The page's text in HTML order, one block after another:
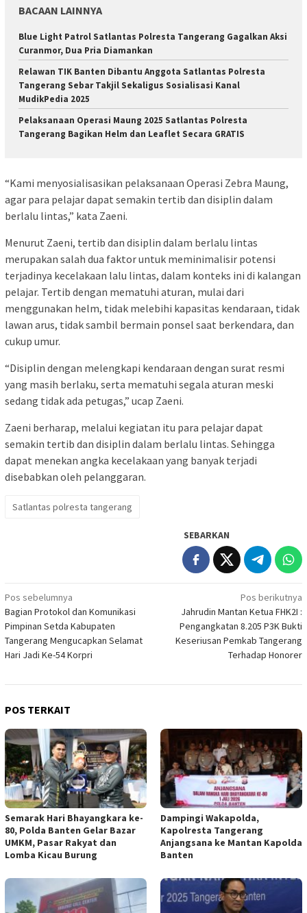
BACAAN LAINNYA
Blue Light Patrol Satlantas Polresta Tangerang Gagalkan Aksi
Curanmor, Dua Pria Diamankan
Relawan TIK Banten Dibantu Anggota Satlantas Polresta
Tangerang Sebar Takjil Sekaligus Sosialisasi Kanal
MudikPedia 2025
Pelaksanaan Operasi Maung 2025 Satlantas Polresta
Tangerang Bagikan Helm dan Leaflet Secara GRATIS
“Kami menyosialisasikan pelaksanaan Operasi Zebra Maung,
agar para pelajar dapat semakin tertib dan disiplin dalam
berlalu lintas,” kata Zaeni.
Menurut Zaeni, tertib dan disiplin dalam berlalu lintas
merupakan salah dua faktor untuk meminimalisir potensi
terjadinya kecelakaan lalu lintas, dalam konteks ini di kalangan
pelajar. Tertib dengan mematuhi aturan, mulai dari
menggunakan helm, tidak melebihi kapasitas kendaraan, tidak
lawan arus, tidak sambil bermain ponsel saat berkendara, dan
cukup umur.
“Disiplin dengan melengkapi kendaraan dengan surat resmi
yang masih berlaku, serta mematuhi segala aturan meski
sedang tidak ada petugas,” ucap Zaeni.
Zaeni berharap, melalui kegiatan itu para pelajar dapat
semakin tertib dan disiplin dalam berlalu lintas. Sehingga
dapat menekan angka kecelakaan yang banyak terjadi
disebabkan oleh pelanggaran.
Satlantas polresta tangerang
SEBARKAN
Navigasi
pos
Pos sebelumnya
Bagian Protokol dan Komunikasi
Pimpinan Setda Kabupaten
Tangerang Mengucapkan Selamat
Hari Jadi Ke-54 Korpri
Pos berikutnya
Jahrudin Mantan Ketua FHK2I :
Pengangkatan 8.205 P3K Bukti
Keseriusan Pemkab Tangerang
Terhadap Honorer
POS TERKAIT
Semarak Hari Bhayangkara ke-
80, Polda Banten Gelar Bazar
UMKM, Pasar Rakyat dan
Lomba Kicau Burung
Dampingi Wakapolda,
Kapolresta Tangerang
Anjangsana ke Mantan Kapolda
Banten